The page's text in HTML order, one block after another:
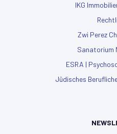
IKG
Zwi Perez
Sanatorium
ESRA |
Jüdisches